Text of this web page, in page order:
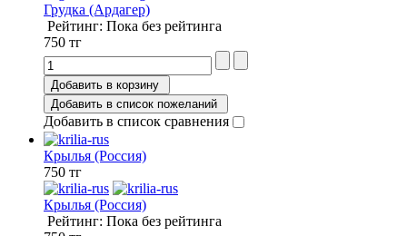
Грудка (Ардагер)
Рейтинг: Пока без рейтинга
750 тг
Добавить в корзину
Добавить в список пожеланий
Добавить в список сравнения
Крылья (Россия)
750 тг
Крылья (Россия)
Рейтинг: Пока без рейтинга